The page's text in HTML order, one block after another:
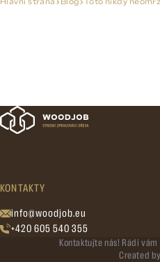
Hlavní strana Blog Toto nikdy
KONTAKTY
info@woodjob.eu
+420 605 540 355
Kontaktujte nás! Rádi
Created by